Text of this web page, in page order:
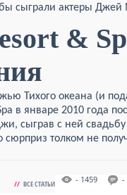
сыграли актеры Джей
&
Тихого океана (и
в январе 2010 года
сыграв с ней
толком не
// ВСЕ СТАТЬИ - 1459 -